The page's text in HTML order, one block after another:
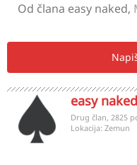
Od člana easy naked,
easy naked
Drug član, 2825
Lokacija: Zemun